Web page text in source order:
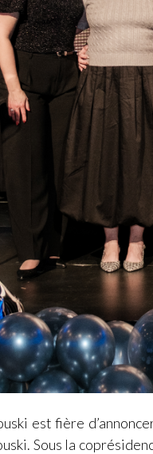
est fière
Sous la